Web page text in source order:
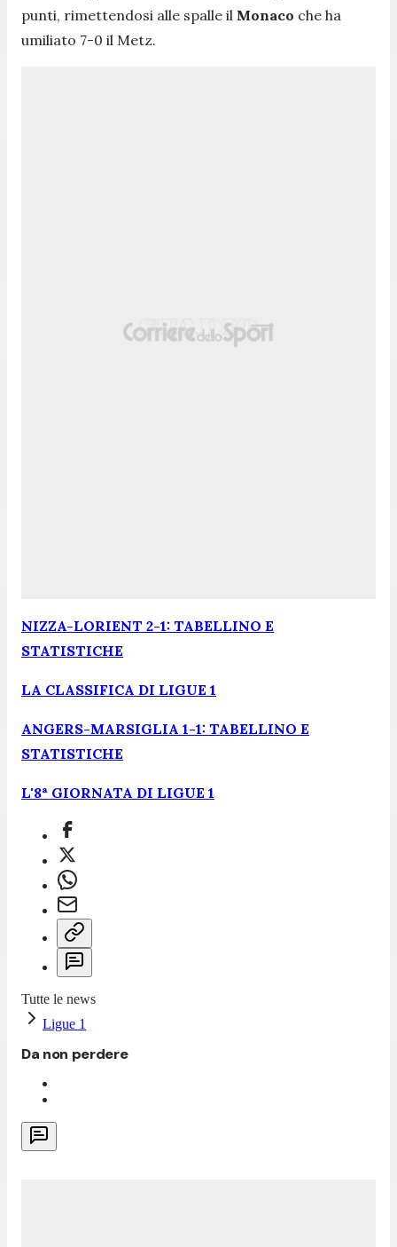
punti, rimettendosi alle spalle il Monaco che ha
umiliato 7-0 il Metz.
NIZZA-LORIENT 2-1: TABELLINO E
STATISTICHE
LA CLASSIFICA DI LIGUE 1
ANGERS-MARSIGLIA 1-1: TABELLINO E
STATISTICHE
L'8ª GIORNATA DI LIGUE 1
Tutte le news
Ligue 1
Da non perdere